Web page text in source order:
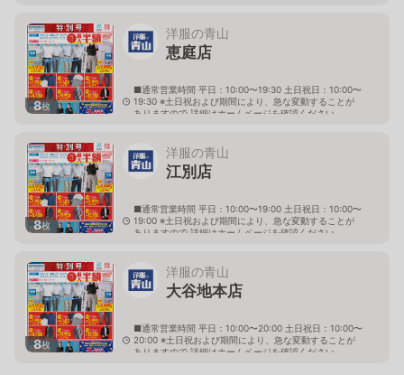
8枚
洋服の青山
恵庭店
■通常営業時間 平日：10:00〜19:30 土日祝日：10:00〜
19:30 ※土日祝および期間により、急な変動することが
ありますので 詳細はホームページを確認ください
8枚
洋服の青山
江別店
■通常営業時間 平日：10:00〜19:00 土日祝日：10:00〜
19:00 ※土日祝および期間により、急な変動することが
ありますので 詳細はホームページを確認ください
8枚
洋服の青山
大谷地本店
■通常営業時間 平日：10:00〜20:00 土日祝日：10:00〜
20:00 ※土日祝および期間により、急な変動することが
ありますので 詳細はホームページを確認ください